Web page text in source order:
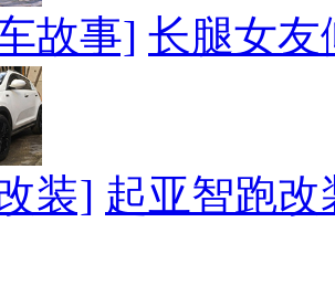
故事] 长腿女友
装] 起亚智跑